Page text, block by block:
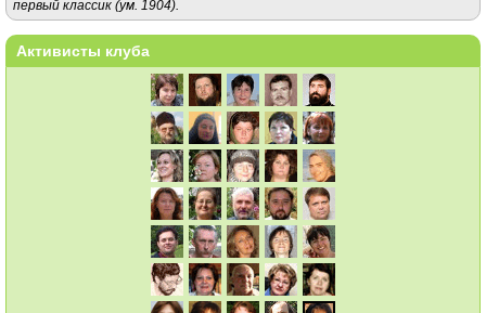
первый классик (ум. 1904).
Активисты клуба